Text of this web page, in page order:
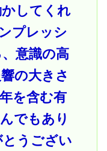
してくれ
プレッシ
意識の高
の大きさ
を含む有
でもあり
うござい